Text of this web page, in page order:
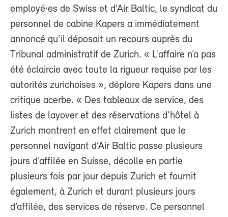
employé·es de Swiss et d’Air Baltic, le syndicat du
personnel de cabine Kapers a immédiatement
annoncé qu’il déposait un recours auprès du
Tribunal administratif de Zurich. « L’affaire n’a pas
été éclaircie avec toute la rigueur requise par les
autorités zurichoises », déplore Kapers dans une
critique acerbe. « Des tableaux de service, des
listes de layover et des réservations d’hôtel à
Zurich montrent en effet clairement que le
personnel navigant d’Air Baltic passe plusieurs
jours d’affilée en Suisse, décolle en partie
plusieurs fois par jour depuis Zurich et fournit
également, à Zurich et durant plusieurs jours
d’affilée, des services de réserve. Ce personnel